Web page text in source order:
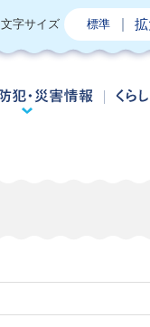
文字サイズ 標準
防災